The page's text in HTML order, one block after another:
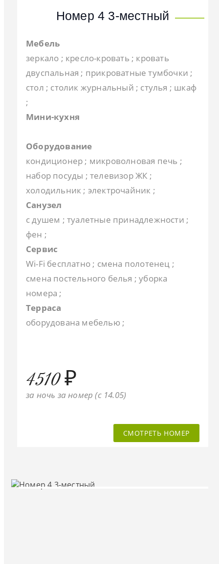
Номер 4 3-местный
Мебель
зеркало ; кресло-кровать ; кровать
двуспальная ; прикроватные тумбочки ;
стол ; столик журнальный ; стулья ; шкаф
;
Мини-кухня
Оборудование
кондиционер ; микроволновая печь ;
набор посуды ; телевизор ЖК ;
холодильник ; электрочайник ;
Санузел
с душем ; туалетные принадлежности ;
фен ;
Сервис
Wi-Fi бесплатно ; смена полотенец ;
смена постельного белья ; уборка
номера ;
Терраса
оборудована мебелью ;
4510 ₽
за ночь за номер (c 14.05)
СМОТРЕТЬ НОМЕР